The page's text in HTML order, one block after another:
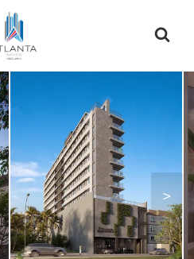
Página inicial
>